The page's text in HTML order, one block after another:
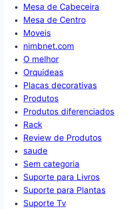
Mesa de Cabeceira
Mesa de Centro
Moveis
nimbnet.com
O melhor
Orquideas
Placas decorativas
Produtos
Produtos diferenciados
Rack
Review de Produtos
saude
Sem categoria
Suporte para Livros
Suporte para Plantas
Suporte Tv